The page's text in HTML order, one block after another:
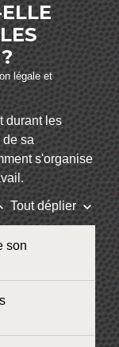
légale et
durant les
de sa
s'organise
Tout déplierkeyboard_arrow_down
son